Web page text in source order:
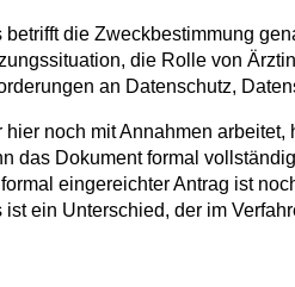
betrifft die Zweckbestimmung
die Rolle von
an Datenschutz,
hier noch mit Annahmen
das Dokument formal
eingereichter Antrag ist
ist ein Unterschied, der im